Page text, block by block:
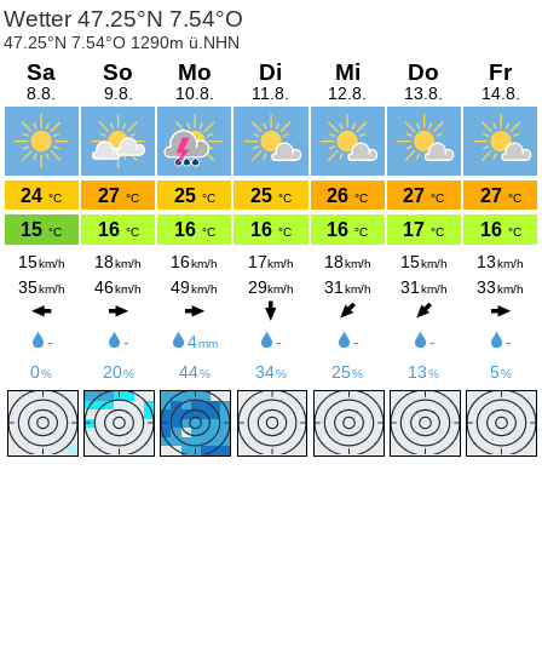
Wetter 47.25°N 7.54°O
47.25°N 7.54°O 1290m ü.NHN
Sa
8.8.
24 °C
15 °C
15km/h
35km/h
-
0%
So
9.8.
27 °C
16 °C
18km/h
46km/h
-
20%
Mo
10.8.
25 °C
16 °C
16km/h
49km/h
4mm
44%
Di
11.8.
25 °C
16 °C
17km/h
29km/h
-
34%
Mi
12.8.
26 °C
16 °C
18km/h
31 km/h
-
25%
Do
13.8.
27 °C
17 °C
15km/h
31 km/h
-
13 %
Fr
14.8.
27 °C
16 °C
13km/h
33km/h
-
5%